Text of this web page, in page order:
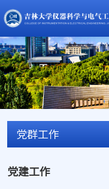
党群工作
党建工作